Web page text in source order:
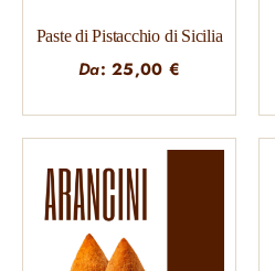
Paste di Pistacchio di Sicilia
Da:25,00 €